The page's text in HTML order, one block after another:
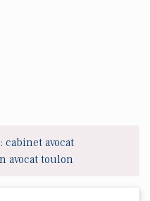
cabinet avocat
avocat toulon